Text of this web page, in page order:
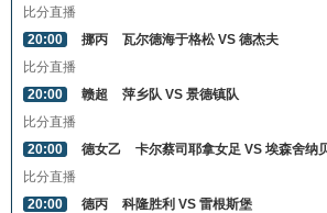
比分直播
20:00
挪丙
瓦尔德海于格松 VS 德杰夫
比分直播
20:00
赣超
萍乡队 VS 景德镇队
比分直播
20:00
德女乙
卡尔蔡司耶拿女足 VS 埃森舍纳
比分直播
20:00
德丙
科隆胜利 VS 雷根斯堡